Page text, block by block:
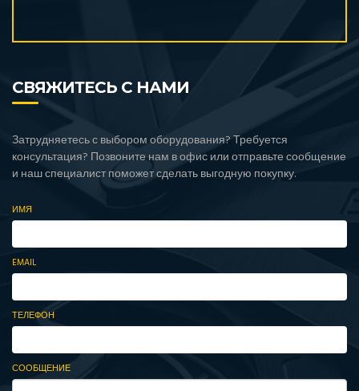
СВЯЖИТЕСЬ С НАМИ
Затрудняетесь с выбором оборудования? Требуется
консультация? Позвоните нам в офис или отправьте сообщение
и наш специалист поможет сделать выгодную покупку.
ИМЯ
EMAIL
ТЕЛЕФОН
СООБЩЕНИЕ